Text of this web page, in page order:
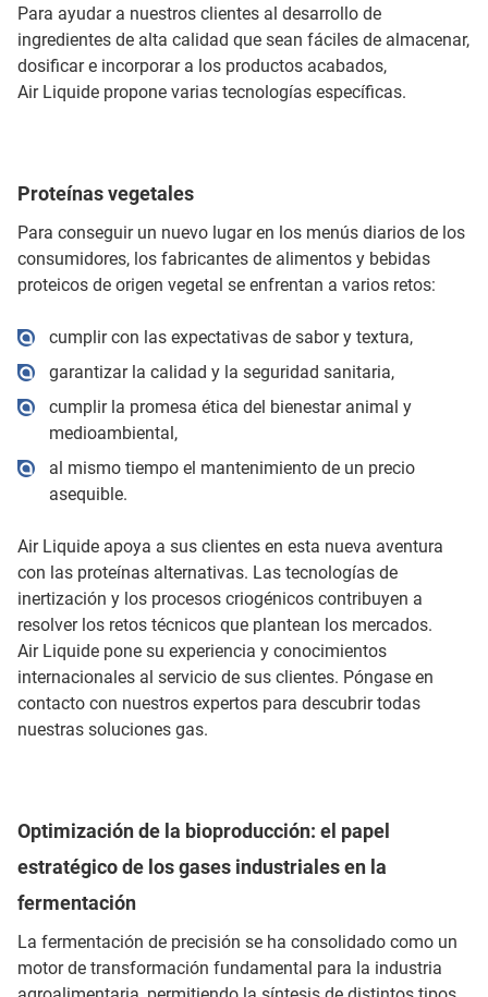
Para ayudar a nuestros clientes al desarrollo de
ingredientes de alta calidad que sean fáciles de almacenar,
dosificar e incorporar a los productos acabados,
Air Liquide propone varias tecnologías específicas.
Proteínas vegetales
Para conseguir un nuevo lugar en los menús diarios de los
consumidores, los fabricantes de alimentos y bebidas
proteicos de origen vegetal se enfrentan a varios retos:
cumplir con las expectativas de sabor y textura,
garantizar la calidad y la seguridad sanitaria,
cumplir la promesa ética del bienestar animal y
medioambiental,
al mismo tiempo el mantenimiento de un precio
asequible.
Air Liquide apoya a sus clientes en esta nueva aventura
con las proteínas alternativas. Las tecnologías de
inertización y los procesos criogénicos contribuyen a
resolver los retos técnicos que plantean los mercados.
Air Liquide pone su experiencia y conocimientos
internacionales al servicio de sus clientes. Póngase en
contacto con nuestros expertos para descubrir todas
nuestras soluciones gas.
Optimización de la bioproducción: el papel
estratégico de los gases industriales en la
fermentación
La fermentación de precisión se ha consolidado como un
motor de transformación fundamental para la industria